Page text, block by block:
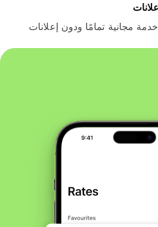
مجانية تمامًا ودون إعلانات